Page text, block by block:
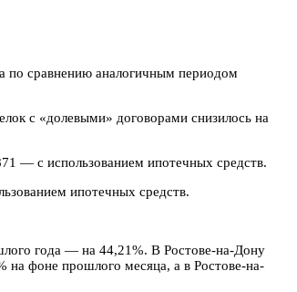
по сравнению аналогичным периодом
с «долевыми» договорами снизилось на
— с использованием ипотечных средств.
ипотечных средств.
года — на 44,21%. В Ростове-на-Дону
на фоне прошлого месяца, а в Ростове-на-